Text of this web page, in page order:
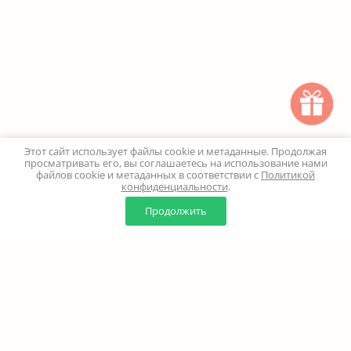
0
Корзина
Этот сайт использует файлы cookie и метаданные. Продолжая
просматривать его, вы соглашаетесь на использование нами
файлов cookie и метаданных в соответствии с Политикой
конфиденциальности.
Продолжить